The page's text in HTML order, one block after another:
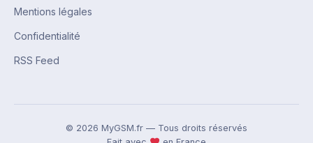
Mentions légales
Confidentialité
RSS Feed
© 2026 MyGSM.fr — Tous droits réservés